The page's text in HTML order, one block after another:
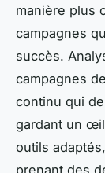
manière plus
campagnes
succès.
campagnes
continu qui
gardant un
outils
prenant des